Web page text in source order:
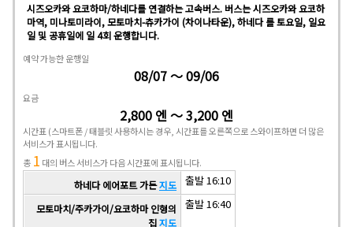
시즈오카와 요코하마/하네다를 연결하는 고속버스. 버스는 시즈오카와 요코하
마역, 미나토미라이, 모토마치-츄카가이 (차이나타운), 하네다 를 토요일, 일요
일 및 공휴일에 일 4회 운행합니다.
예약 가능한 운행일
08/07 ～ 09/06
요금
2,800 엔 ～ 3,200 엔
시간표 (스마트폰 / 태블릿 사용하시는 경우, 시간표를 오른쪽으로 스와이프하면 더 많은
서비스가 표시됩니다.
총 1 대의 버스 서비스가 다음 시간표에 표시됩니다.
하네다 에어포트 가든지도 출발 16:10
모토마치/주카가이/요코하마 인형의
집지도
출발 16:40